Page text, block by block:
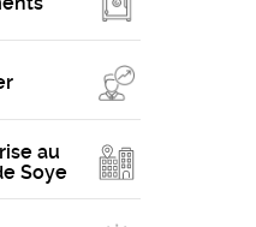
au
Soye